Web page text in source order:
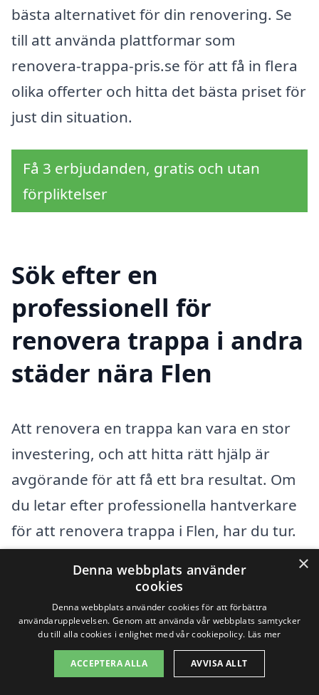
bästa alternativet för din renovering. Se
till att använda plattformar som
renovera-trappa-pris.se för att få in flera
olika offerter och hitta det bästa priset för
just din situation.
Få 3 erbjudanden, gratis och utan
förpliktelser
Sök efter en
professionell för
renovera trappa i andra
städer nära Flen
Att renovera en trappa kan vara en stor
investering, och att hitta rätt hjälp är
avgörande för att få ett bra resultat. Om
du letar efter professionella hantverkare
för att renovera trappa i Flen, har du tur.
Det finns flera alternativ för dig som vill få
ditt trappprojekt utfört av experter.
När du söker efter ett företag att hjälpa
dig med att renovera trappor, kan det
vara värt att också överväga företag i de
×
Denna webbplats använder
cookies
Denna webbplats använder cookies för att förbättra
användarupplevelsen. Genom att använda vår webbplats samtycker
du till alla cookies i enlighet med vår cookiepolicy. Läs mer
ACCEPTERA ALLA AVVISA ALLT